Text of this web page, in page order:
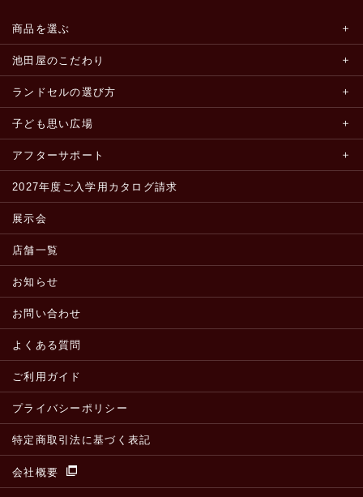
商品を選ぶ
池田屋のこだわり
ランドセルの選び方
子ども思い広場
アフターサポート
2027年度ご入学用カタログ請求
展示会
店舗一覧
お知らせ
お問い合わせ
よくある質問
ご利用ガイド
プライバシーポリシー
特定商取引法に基づく表記
会社概要